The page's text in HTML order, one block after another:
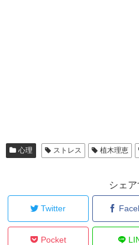
心理 ストレス 植木理恵
シェア
Twitter
Pocket